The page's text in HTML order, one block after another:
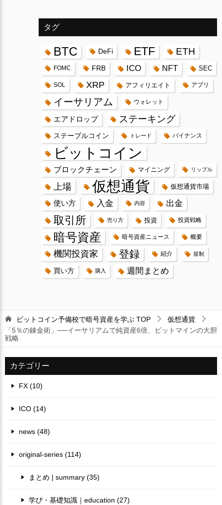
タグ
BTC DeFi ETF ETH
FOMC FRB ICO NFT SEC
SOL XRP アフィリエイト アプリ
イーサリアム ウォレット
エアドロップ ステーキング
ステーブルコイン トレード バイナンス
ビットコイン
ブロックチェーン マイニング リップル
上場 仮想通貨 仮想通貨市場
使い方 入金 内容 出金
取引所 売り方 投資 投資戦略
暗号資産 暗号資産ニュース 概要
機関投資家 登録 紹介 規制
買い方 購入 週間まとめ
ビットコイン予備校で暗号資産を学ぶ TOP
仮想通貨
「5％の錬金術」──イーサリアムで純資産6倍、ビットマインの大胆
戦略
カテゴリー
FX (10)
ICO (14)
news (48)
original-series (114)
まとめ | summary (35)
学び・基礎知識｜education (27)